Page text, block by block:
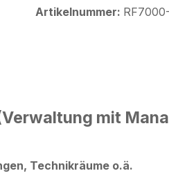
Artikelnummer:
mit
Technikräume o.ä.